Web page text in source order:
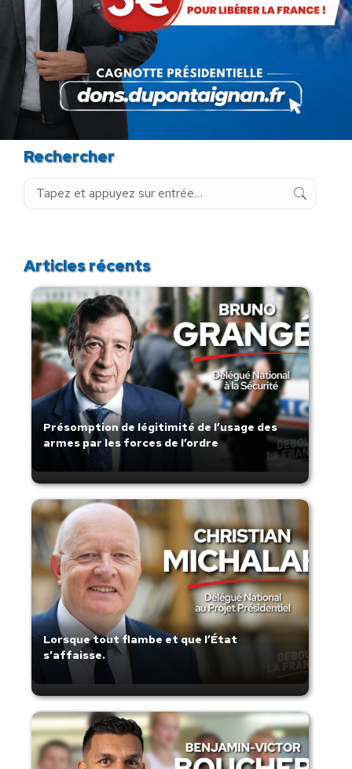
La France au seuil d’un
engrenage stratégique ?
15 juillet 2026
Rechercher
Recherche
Articles récents
Présomption de légitimité de l’usage des
armes par les forces de l’ordre
Lorsque tout flambe et que l’État
s’affaisse.